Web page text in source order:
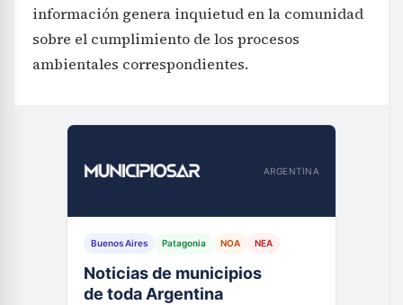
información genera inquietud en la comunidad
sobre el cumplimiento de los procesos
ambientales correspondientes.
ARGENTINA
Buenos Aires Patagonia NOA NEA
Noticias de municipios
de toda Argentina